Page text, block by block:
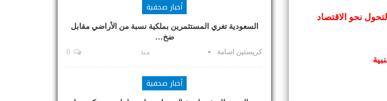
نحو الاقتصاد
أخبار صحفية
السعودية تغري المستثمرين بملكية نسبة من الأراضي مقابل
ضخ…
كريستين اسامة منذ
أخبار صحفية